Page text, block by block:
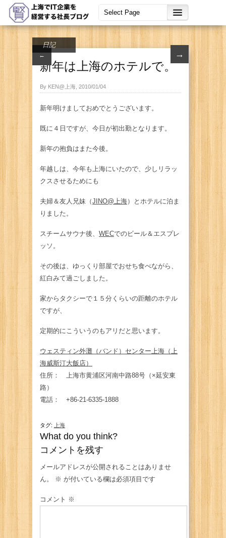
← →
日記
新年は上海のホテルで。
By KEN@上海, 2010/01/04
新年明けましておめでとうございます。
既に４日ですが、今日が初出勤となります。
新年の抱負はまた今後。
年越しは、今年も上海にいたので、少しリラッ
クスさせるためにも
夫婦＆友人兄妹（JINO@上海）とホテルに泊ま
りました。
スチームサウナ後、 WECでのビール＆エスプレ
ッソ。
その後は、ゆっくり部屋でおせち食べながら、
紅白みて過ごしました。
家からタクシーで１５分くらいの距離のホテル
ですが、
定期的にこういうのもアリだと思います。
ウェスティン外灘（バンド）センター上海（上
海威斯汀大飯店）
住所： 上海市黄浦区河南中路88号（×延安東
路）
電話： +86-21-6335-1888
タグ: 上海
What do you think?
コメントを残す
メールアドレスが公開されることはありませ
ん。
※ が付いている欄は必須項目です
コメント ※